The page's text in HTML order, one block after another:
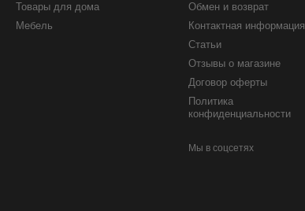
Товары для дома
Мебель
Обмен и возврат
Контактная информация
Статьи
Отзывы о магазине
Договор оферты
Политика
конфиденциальности
Мы в соцсетях